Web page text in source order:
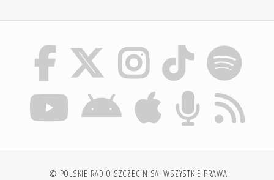
© POLSKIE RADIO SZCZECIN SA. WSZYSTKIE PRAWA